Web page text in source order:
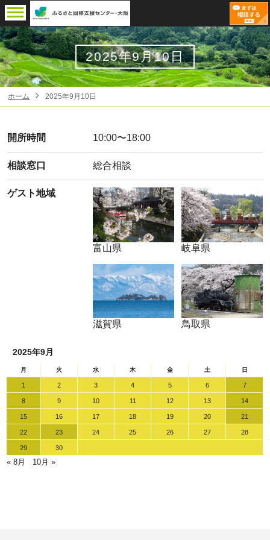
2025年9月10日
ホーム 2025年9月10日
開所時間 10:00〜18:00
相談窓口 総合相談
ゲスト地域
富山県 岐阜県
滋賀県 鳥取県
2025年9月
月 火 水 木 金 土 日
1 2 3 4 5 6 7
8 9 10 11 12 13 14
15 16 17 18 19 20 21
22 23 24 25 26 27 28
29 30
« 8月 10月 »